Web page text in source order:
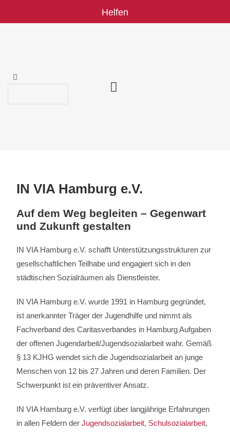
Helfen
IN VIA Hamburg e.V.
Auf dem Weg begleiten – Gegenwart
und Zukunft gestalten
IN VIA Hamburg e.V. schafft Unterstützungsstrukturen zur
gesellschaftlichen Teilhabe und engagiert sich in den
städtischen Sozialräumen als Dienstleister.
IN VIA Hamburg e.V. wurde 1991 in Hamburg gegründet,
ist anerkannter Träger der Jugendhilfe und nimmt als
Fachverband des Caritasverbandes in Hamburg Aufgaben
der offenen Jugendarbeit/Jugendsozialarbeit wahr. Gemäß
§ 13 KJHG wendet sich die Jugendsozialarbeit an junge
Menschen von 12 bis 27 Jahren und deren Familien. Der
Schwerpunkt ist ein präventiver Ansatz.
IN VIA Hamburg e.V. verfügt über langjährige Erfahrungen
in allen Feldern derJugendsozialarbeit, Schulsozialarbeit,